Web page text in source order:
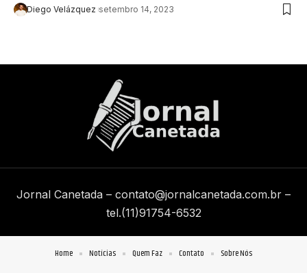
Diego Velázquez setembro 14, 2023
Jornal Canetada – contato@jornalcanetada.com.br –
tel.(11)91754-6532
Home Notícias Quem Faz Contato Sobre Nós